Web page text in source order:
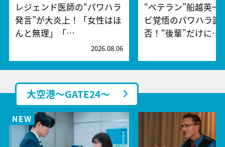
レジェンド医師の“パワハラ
発言”が大炎上！「女性はほ
んと無理」「…
2026.08.06
“ベテラン”船越英一
ビ覚悟のパワハラ謝
否！“後輩”だけに…
大空港～GATE24～